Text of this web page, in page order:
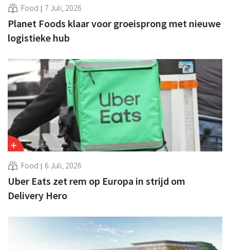
Food 7 Juli, 2026
Planet Foods klaar voor groeisprong met nieuwe
logistieke hub
Food 6 Juli, 2026
Uber Eats zet rem op Europa in strijd om
Delivery Hero